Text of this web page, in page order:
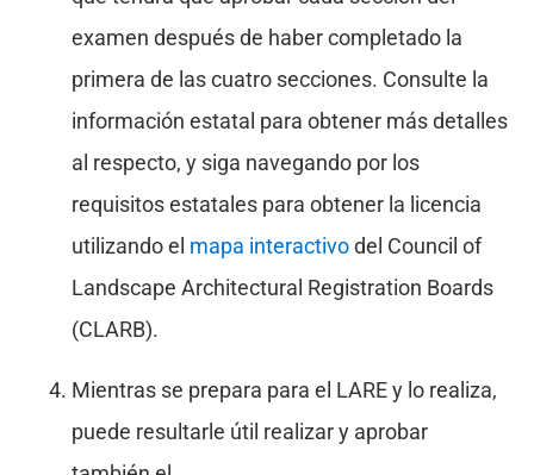
examen después de haber completado la
primera de las cuatro secciones. Consulte la
información estatal para obtener más detalles
al respecto, y siga navegando por los
requisitos estatales para obtener la licencia
utilizando el mapa interactivodel Council of
Landscape Architectural Registration Boards
(CLARB).
Mientras se prepara para el LARE y lo realiza,
puede resultarle útil realizar y aprobar